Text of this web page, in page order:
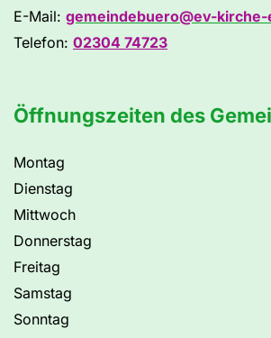
E-Mail: gemeindebuero@ev-
Telefon: 02304 74723
Öffnungszeiten des
Montag
Dienstag
Mittwoch
Donnerstag
Freitag
Samstag
Sonntag